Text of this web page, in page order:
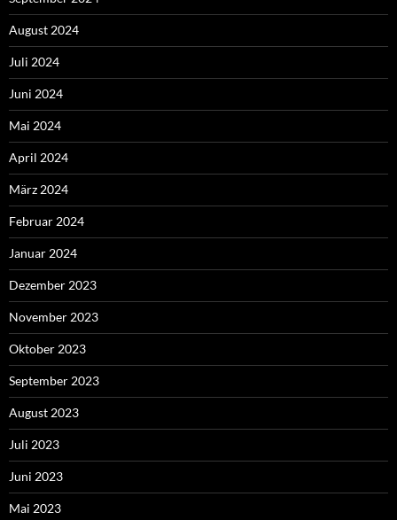
August 2024
Juli 2024
Juni 2024
Mai 2024
April 2024
März 2024
Februar 2024
Januar 2024
Dezember 2023
November 2023
Oktober 2023
September 2023
August 2023
Juli 2023
Juni 2023
Mai 2023